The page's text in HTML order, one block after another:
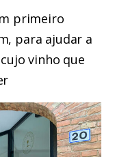
primeiro
para ajudar a
vinho que